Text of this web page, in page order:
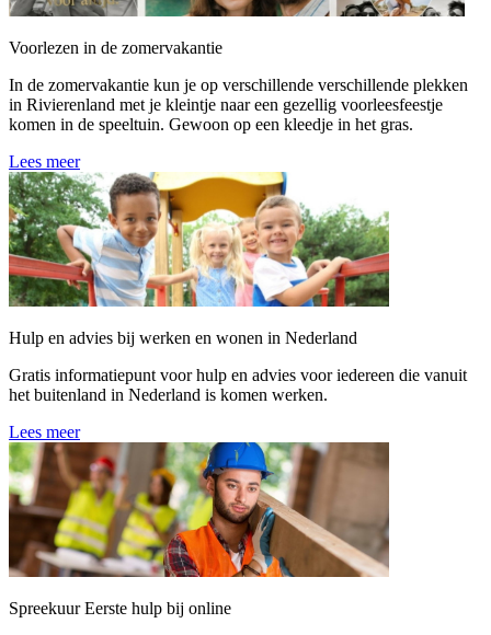
Voorlezen in de zomervakantie
In de zomervakantie kun je op verschillende verschillende plekken
in Rivierenland met je kleintje naar een gezellig voorleesfeestje
komen in de speeltuin. Gewoon op een kleedje in het gras.
Lees meer
Hulp en advies bij werken en wonen in Nederland
Gratis informatiepunt voor hulp en advies voor iedereen die vanuit
het buitenland in Nederland is komen werken.
Lees meer
Spreekuur Eerste hulp bij online